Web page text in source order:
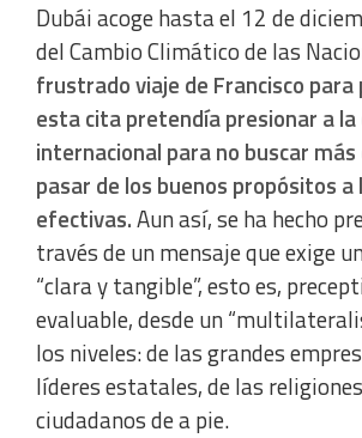
Dubái acoge hasta el 12 de
del Cambio Climático de las
frustrado viaje de Francisco
esta cita pretendía presionar a la
internacional para no buscar más
pasar de los buenos propósitos a
efectivas.Aun así, se ha hecho
través de un mensaje que exige
“clara y tangible”, esto es,
evaluable, desde un
los niveles: de las grandes
líderes estatales, de las
ciudadanos de a pie.